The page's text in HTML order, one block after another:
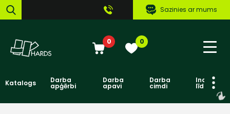
Sazinies ar mums
0 0
Katalogs Darba
apģērbi
Darba
apavi
Darba
cimdi līdzekļi